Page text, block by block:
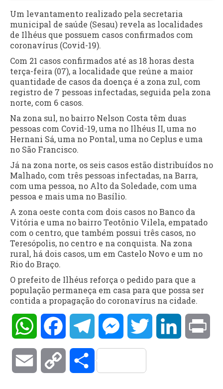
Um levantamento realizado pela secretaria
municipal de saúde (Sesau) revela as localidades
de Ilhéus que possuem casos confirmados com
coronavírus (Covid-19).
Com 21 casos confirmados até as 18 horas desta
terça-feira (07), a localidade que reúne a maior
quantidade de casos da doença é a zona zul, com
registro de 7 pessoas infectadas, seguida pela zona
norte, com 6 casos.
Na zona sul, no bairro Nelson Costa têm duas
pessoas com Covid-19, uma no Ilhéus II, uma no
Hernani Sá, uma no Pontal, uma no Ceplus e uma
no São Francisco.
Já na zona norte, os seis casos estão distribuídos no
Malhado, com três pessoas infectadas, na Barra,
com uma pessoa, no Alto da Soledade, com uma
pessoa e mais uma no Basílio.
A zona oeste conta com dois casos no Banco da
Vitória e uma no bairro Teotônio Vilela, empatado
com o centro, que também possui três casos, no
Teresópolis, no centro e na conquista. Na zona
rural, há dois casos, um em Castelo Novo e um no
Rio do Braço.
O prefeito de Ilhéus reforça o pedido para que a
população permaneça em casa para que possa ser
contida a propagação do coronavírus na cidade.
WhatsAppFacebookTelegramMessengerTwitter LinkedIn
Email Copy Compartilhar